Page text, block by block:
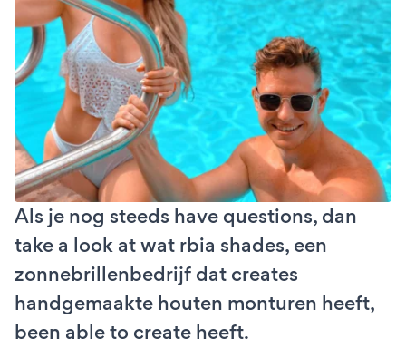
Als je nog steeds have questions, dan
take a look at wat rbia shades, een
zonnebrillenbedrijf dat creates
handgemaakte houten monturen heeft,
been able to create heeft.